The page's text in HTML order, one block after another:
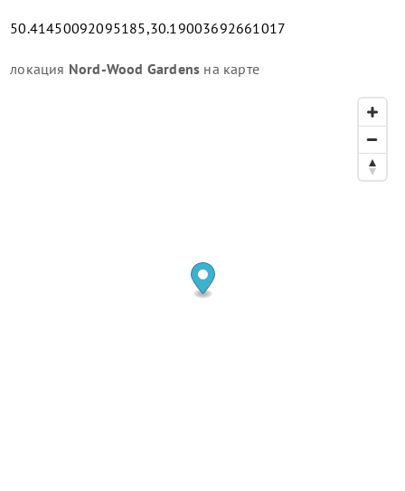
50.41450092095185,30.19003692661017
локация Nord-Wood Gardens на карте